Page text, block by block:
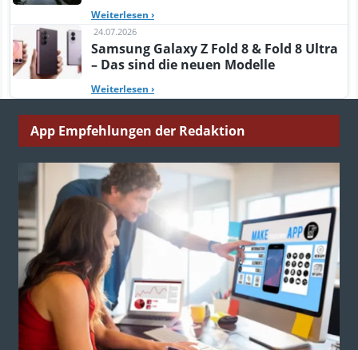
Weiterlesen ›
24.07.2026
Samsung Galaxy Z Fold 8 & Fold 8 Ultra
– Das sind die neuen Modelle
Weiterlesen ›
App Empfehlungen der Redaktion